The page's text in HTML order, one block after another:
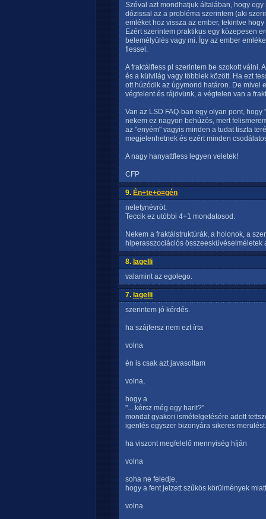
Szóval azt mondhatjuk általában, hogy
dózissal az a probléma szerintem (aki
emléket hoz vissza az ember, tekintve
Ezért szerintem praktikus egy közepesen
belemélyülés vagy mi. Így az ember
flessel.
A fraktálfless pl szerintem be szokott válni.
és a külvilág vagy többiek között. Ha ezt
ott húzódik az úgymond határon. De mivel
végtelent és rájövünk, a végtelen van a
Van az LSD FAQ-ban egy olyan pont,
nekem ez nagyon behúzós, mert
az "enyém" vagyis minden a tudat tiszta
megjelenhetnek és ezért minden
A nagy hanyattfless legyen veletek!
CFP
9. Én+te+ö=gén
neletynévröt:
Teccik ez utóbbi 4+1 mondatosod.
Nekem a fraktálstruktúrák, a holonok, a
hiperasszociációs összeesküvéselméletek
8. lagelli
valamint az egolego.
7. lagelli
szerintem jó kérdés.
ha szájfersz nem ezt írta
volna
én is csak azt javasoltam
volna,
hogy a
"....kérsz még egy harit?"
mondat gyakori ismételgetésére adott
igenlés egyszer bizonyára sikeres
ha viszont megfelelő mennyiség híján
volna
soha ne feledje,
hogy a fent jelzett szűkös körülmények
volna